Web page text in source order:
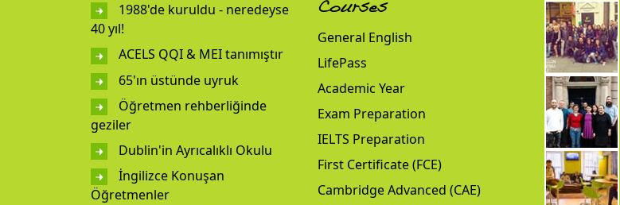
1988'de kuruldu - neredeyse
40 yıl!
ACELS QQI & MEI tanımıştır
65'ın üstünde uyruk
Öğretmen rehberliğinde
geziler
Dublin'in Ayrıcalıklı Okulu
İngilizce Konuşan
Öğretmenler
Courses
General English
LifePass
Academic Year
Exam Preparation
IELTS Preparation
First Certificate (FCE)
Cambridge Advanced (CAE)